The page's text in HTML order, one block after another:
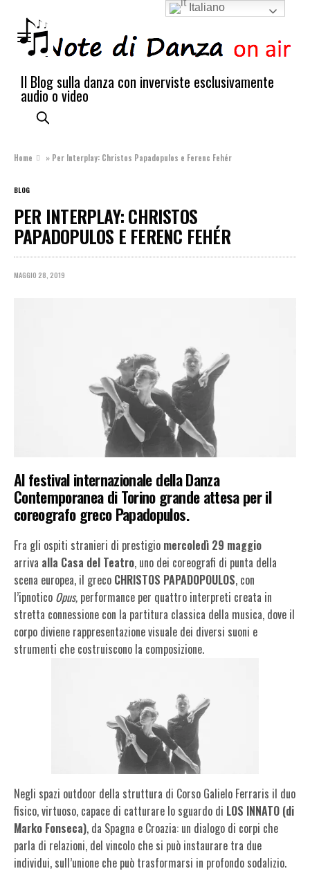
Il Blog sulla danza con inverviste esclusivamente
audio o video
Home » Per Interplay: Christos Papadopulos e Ferenc Fehér
BLOG
PER INTERPLAY: CHRISTOS
PAPADOPULOS E FERENC FEHÉR
MAGGIO 28, 2019
Al festival internazionale della Danza
Contemporanea di Torino grande attesa per il
coreografo greco Papadopulos.
Fra gli ospiti stranieri di prestigio mercoledì 29 maggio
arriva alla Casa del Teatro, uno dei coreografi di punta della
scena europea, il greco CHRISTOS PAPADOPOULOS, con
l’ipnotico Opus, performance per quattro interpreti creata in
stretta connessione con la partitura classica della musica, dove il
corpo diviene rappresentazione visuale dei diversi suoni e
strumenti che costruiscono la composizione.
Negli spazi outdoor della struttura di Corso Galielo Ferraris il duo
fisico, virtuoso, capace di catturare lo sguardo di LOS INNATO (di
Marko Fonseca), da Spagna e Croazia: un dialogo di corpi che
parla di relazioni, del vincolo che si può instaurare tra due
individui, sull’unione che può trasformarsi in profondo sodalizio.
Italiano